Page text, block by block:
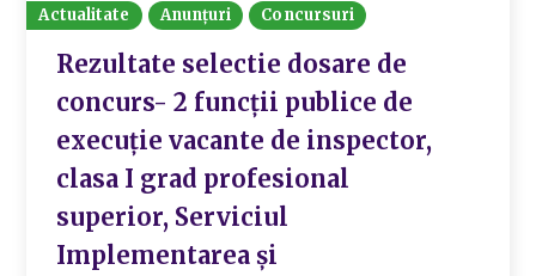
Actualitate Anunțuri Concursuri
Rezultate selectie dosare de
concurs- 2 funcții publice de
execuție vacante de inspector,
clasa I grad profesional
superior, Serviciul
Implementarea și